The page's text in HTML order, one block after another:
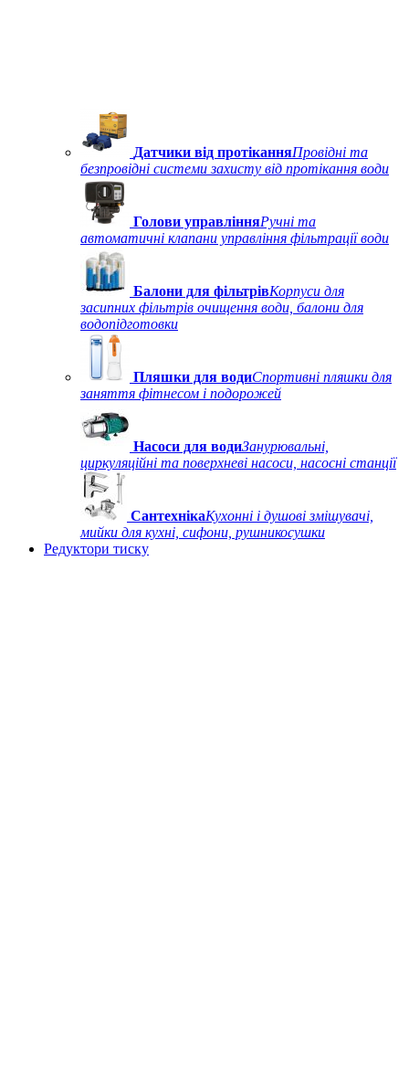
Датчики від протіканняПровідні та
безпровідні системи захисту від протікання води
Голови управлінняРучні та
автоматичні клапани управління фільтрації води
Балони для фільтрівКорпуси для
засипних фільтрів очищення води, балони для
водопідготовки
Пляшки для водиСпортивні пляшки для
заняття фітнесом і подорожей
Насоси для водиЗанурювальні,
циркуляційні та поверхневі насоси, насосні станції
СантехнікаКухонні і душові змішувачі,
мийки для кухні, сифони, рушникосушки
Редуктори тиску